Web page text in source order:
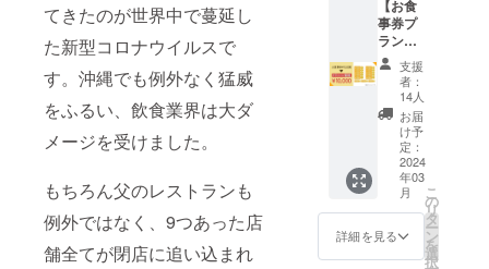
てきたのが世界中で蔓延し
た新型コロナウイルスで
す。沖縄でも例外なく猛威
をふるい、飲食業界は大ダ
メージを受けました。
もちろん父のレストランも
例外ではなく、9つあった店
舗全てが閉店に追い込まれ
加物等
の食品
表示は
お届け
商品の
ラベル
に表記
されま
す。 商
品開封
前には
必ずお
届けの
リター
来上が
りイ
メージ
です。
盛り付
けはア
レンジ
してお
楽しみ
下さ
い。 ※
原材料
及び添
加物等
【お食
事券プ
ラン】
お食事
券
13,000
円分
を、
10,000
円でご
購入い
ただけ
ます
（23%
OFF）
支援
者：
14人
お届
け予
定：
2024
年03
月
詳細を見る
こ
の
リ
タ
ー
ン
を
選
択